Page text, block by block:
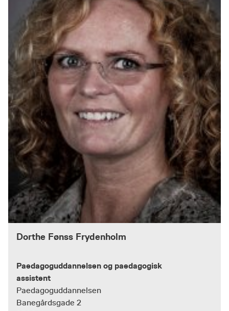
Dorthe Fønss Frydenholm
Paedagoguddannelsen og paedagogisk
assistent
Paedagoguddannelsen
Banegårdsgade 2